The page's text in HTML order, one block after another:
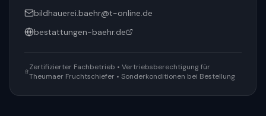
bildhauerei.baehr@t-online.de
bestattungen-baehr.de
Zertifizierter Fachbetrieb • Vertriebsberechtigung für
Theumaer Fruchtschiefer • Sonderkonditionen bei Bestellung